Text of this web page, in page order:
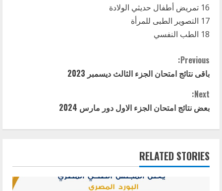
16 تمريض أطفال حديثي الولادة
17 التصوير الطبى للمرأة
18 الطب النفسي
C
o
n
t
n
Previous:
باقى نتائج امتحان الجزء الثالث ديسمبر 2023
Next:
بعض نتائج امتحان الجزء الاول دور مارس 2024
RELATED STORIES